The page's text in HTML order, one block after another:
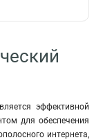
эффективной
для обеспечения
интернета,